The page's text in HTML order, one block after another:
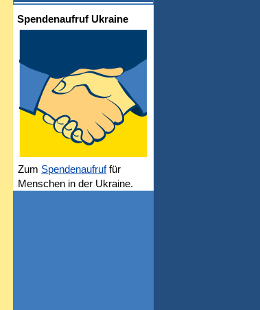
Spendenaufruf Ukraine
Zum Spendenaufruffür
Menschen in der Ukraine.